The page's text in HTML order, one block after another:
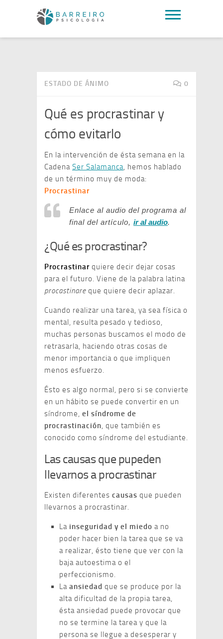
ESTADO DE ÁNIMO 0
Qué es procrastinar y
cómo evitarlo
En la intervención de ésta semana en la
Cadena Ser Salamanca, hemos hablado
de un término muy de moda:
Procrastinar
Enlace al audio del programa al
final del artículo, ir al audio.
¿Qué es procrastinar?
Procrastinar quiere decir dejar cosas
para el futuro. Viene de la palabra latina
procastinare que quiere decir aplazar.
Cuando realizar una tarea, ya sea física o
mental, resulta pesado y tedioso,
muchas personas buscamos el modo de
retrasarla, haciendo otras cosas de
menor importancia o que impliquen
menos esfuerzo.
Ésto es algo normal, pero si se convierte
en un hábito se puede convertir en un
síndrome, el síndrome de
procrastinación, que también es
conocido como síndrome del estudiante.
Las causas que pupeden
llevarnos a procrastinar
Existen diferentes causas que pueden
llevarnos a procrastinar.
La inseguridad y el miedo a no
poder hacer bien la tarea que se va
a realizar, ésto tiene que ver con la
baja autoestima o el
perfeccionismo.
La ansiedad que se produce por la
alta dificultad de la propia tarea,
ésta ansiedad puede provocar que
no se termine la tarea y que la
persona se llegue a desesperar y